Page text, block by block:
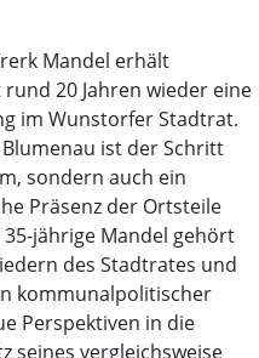
Mandel erhält
20 Jahren wieder eine
im Wunstorfer Stadtrat.
ist der Schritt
sondern auch ein
Präsenz der Ortsteile
Mandel gehört
des Stadtrates und
kommunalpolitischer
Perspektiven in die
seines vergleichsweise